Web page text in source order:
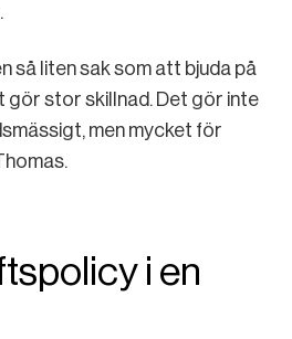
så liten sak som att bjuda på
gör stor skillnad. Det gör inte
men mycket för
i en